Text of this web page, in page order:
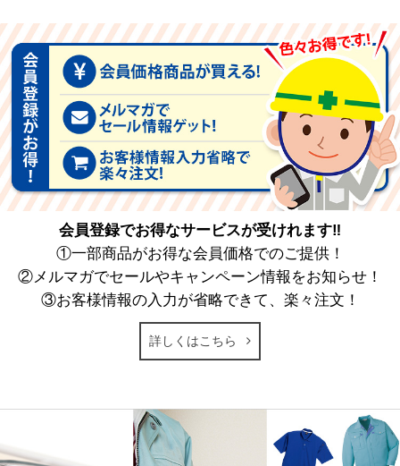
会員登録でお得なサービスが受けれます‼
①一部商品がお得な会員価格でのご提供！
②メルマガでセールやキャンペーン情報をお知らせ！
③お客様情報の入力が省略できて、楽々注文！
詳しくはこちら